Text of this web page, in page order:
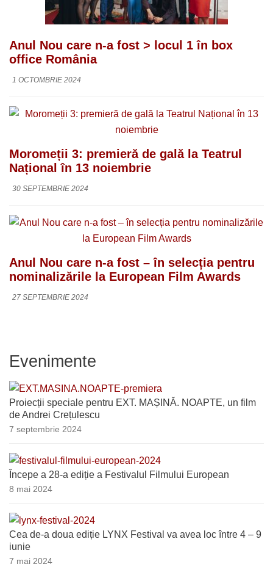
Anul Nou care n-a fost > locul 1 în box
office România
1 OCTOMBRIE 2024
Moromeții 3: premieră de gală la Teatrul
Național în 13 noiembrie
30 SEPTEMBRIE 2024
Anul Nou care n-a fost – în selecția pentru
nominalizările la European Film Awards
27 SEPTEMBRIE 2024
Evenimente
Proiecții speciale pentru EXT. MAȘINĂ. NOAPTE, un film
de Andrei Crețulescu
7 septembrie 2024
Începe a 28-a ediție a Festivalul Filmului European
8 mai 2024
Cea de-a doua ediție LYNX Festival va avea loc între 4 – 9
iunie
7 mai 2024